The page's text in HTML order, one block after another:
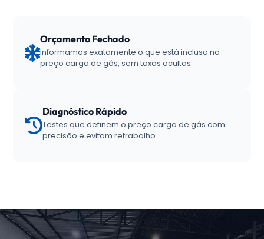
Orçamento Fechado
Informamos exatamente o que está incluso no
preço carga de gás, sem taxas ocultas.
Diagnóstico Rápido
Testes que definem o preço carga de gás com
precisão e evitam retrabalho.